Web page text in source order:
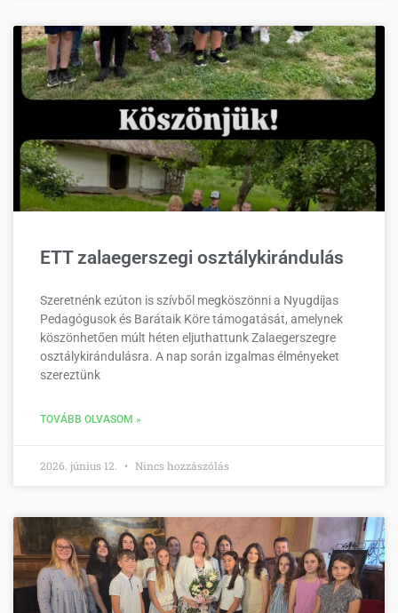
ETT zalaegerszegi osztálykirándulás
Szeretnénk ezúton is szívből megköszönni a Nyugdíjas
Pedagógusok és Barátaik Köre támogatását, amelynek
köszönhetően múlt héten eljuthattunk Zalaegerszegre
osztálykirándulásra. A nap során izgalmas élményeket
szereztünk
TOVÁBB OLVASOM »
2026. június 12. Nincs hozzászólás